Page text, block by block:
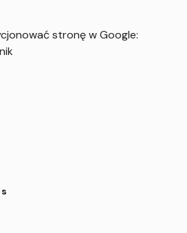
stronę w Google: